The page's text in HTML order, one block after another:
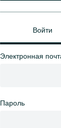
Войти
Электронная
Пароль